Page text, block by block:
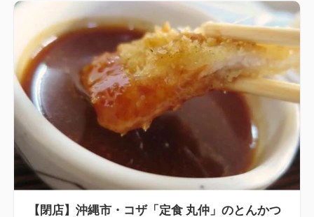
【閉店】沖縄市・コザ「定食 丸仲」のとんかつ